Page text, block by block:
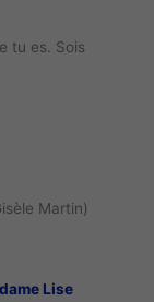
tu es. Sois
Martin)
Lise